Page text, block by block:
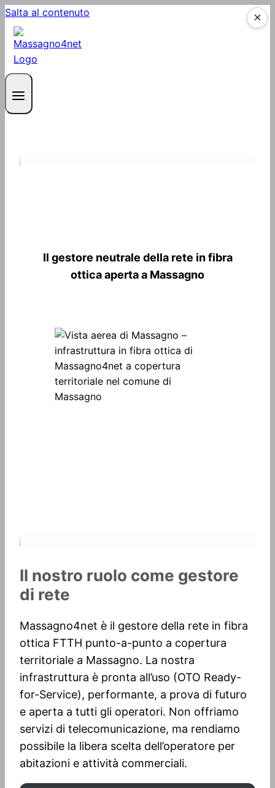
Salta al contenuto
Il gestore neutrale della rete in fibra
ottica aperta a Massagno
Il nostro ruolo come gestore
di rete
Massagno4net è il gestore della rete in fibra
ottica FTTH punto-a-punto a copertura
territoriale a Massagno. La nostra
infrastruttura è pronta all’uso (OTO Ready-
for-Service), performante, a prova di futuro
e aperta a tutti gli operatori. Non offriamo
servizi di telecomunicazione, ma rendiamo
possibile la libera scelta dell’operatore per
abitazioni e attività commerciali.
×